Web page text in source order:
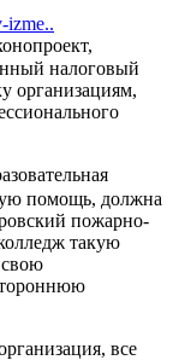
izme..
налоговый
организациям,
помощь, должна
пожарно-
такую
все